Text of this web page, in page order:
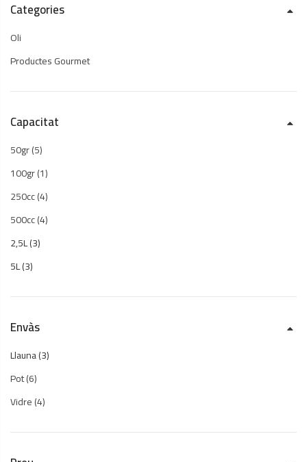
Categories
Oli
Productes Gourmet
Capacitat
50gr(5)
100gr(1)
250cc(4)
500cc(4)
2,5L(3)
5L(3)
Envàs
Llauna(3)
Pot(6)
Vidre(4)